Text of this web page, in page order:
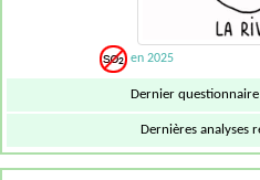
en 2025
Dernier
Dernières analyses